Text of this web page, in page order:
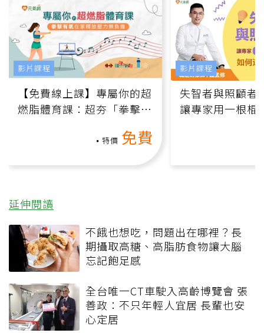
【免費線上課】專屬你的超
燃脂體育課：超夯「拳擊有
特價 免費
影片課程
失智者與照顧者
讓專家用一根棍
影片課程
延伸閱讀
不餓也想吃，問題出在哪裡？長
期攝取高糖、高脂肪食物讓大腦
忘記飽足感
全台唯一CT車駛入高齡博覽會 張
善政：不只年輕人宜居 長輩也安
心定居